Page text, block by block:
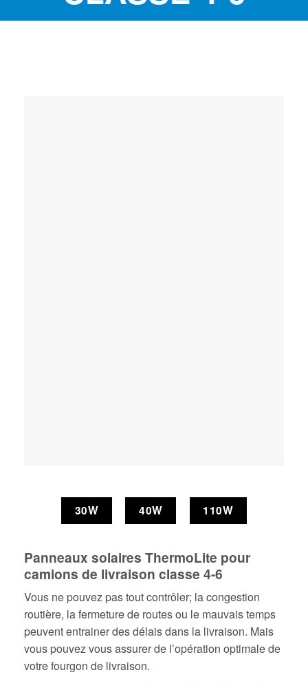
30W 40W 110W
Panneaux solaires ThermoLite pour
camions de livraison classe 4-6
Vous ne pouvez pas tout contrôler; la congestion
routière, la fermeture de routes ou le mauvais temps
peuvent entrainer des délais dans la livraison. Mais
vous pouvez vous assurer de l’opération optimale de
votre fourgon de livraison.